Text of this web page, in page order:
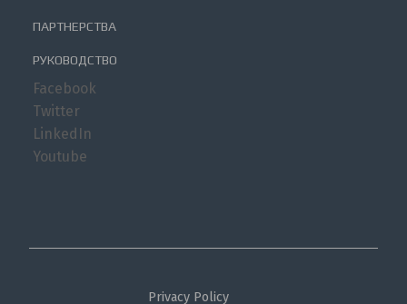
ПАРТНЕРСТВА
РУКОВОДСТВО
Facebook
Twitter
LinkedIn
Youtube
Privacy Policy